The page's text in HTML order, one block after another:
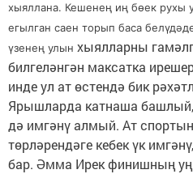
хыяллана. Кешенең иң бөек рухы
егылган саен торып баса
үзенең улын хыялларны
билгеләнгән максатка
инде ул ат өстендә бик
Ярышларда катнаша
дә имгәнү алмый. Ат
төрләрендәге кебек үк
бар. Әмма Ирек финишның